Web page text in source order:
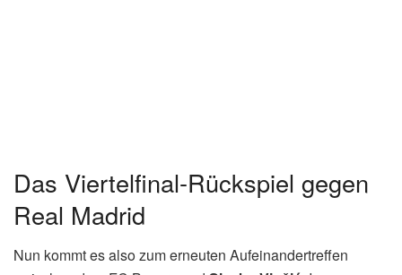
aus.
2021/22, Viertelfinale:
2022/23, Viertelfinale:Inter Mailand – FC Bayern 2:2